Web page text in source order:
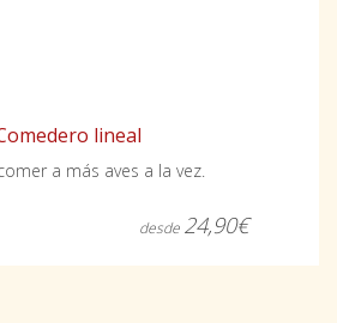
lineal
a más aves a la vez.
desde 24,90€